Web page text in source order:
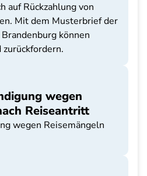
auf Rückzahlung von
Mit dem Musterbrief der
können
wegen
Reiseantritt
wegen Reisemängeln